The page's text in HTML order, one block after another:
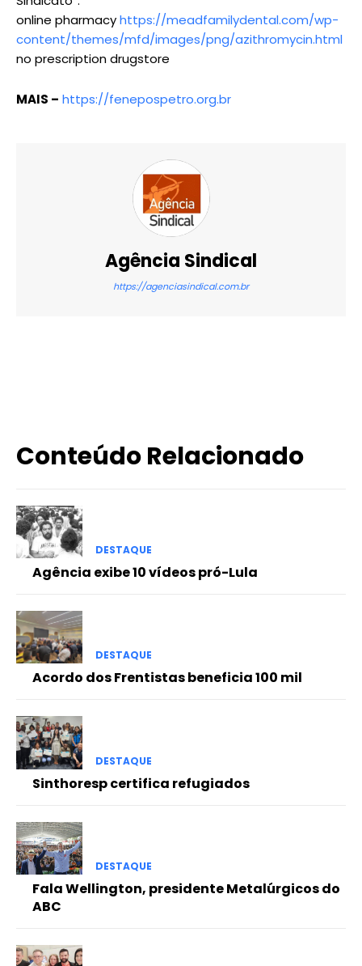
online pharmacyhttps://meadfamilydental.com/wp-
content/themes/mfd/images/png/azithromycin.html
no prescription drugstore
MAIS – https://fenepospetro.org.br
Agência Sindical
https://agenciasindical.com.br
Conteúdo Relacionado
DESTAQUE
Agência exibe 10 vídeos pró-Lula
DESTAQUE
Acordo dos Frentistas beneficia 100 mil
DESTAQUE
Sinthoresp certifica refugiados
DESTAQUE
Fala Wellington, presidente Metalúrgicos do
ABC